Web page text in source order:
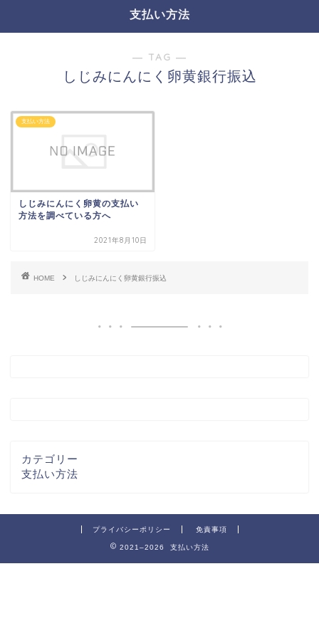
支払い方法
― TAG ―
しじみにんにく卵黄銀行振込
支払い方法
しじみにんにく卵黄の支払い
方法を調べている方へ
2021年8月10日
HOME しじみにんにく卵黄銀行振込
カテゴリー
支払い方法
プライバシーポリシー 免責事項
2021–2026 支払い方法